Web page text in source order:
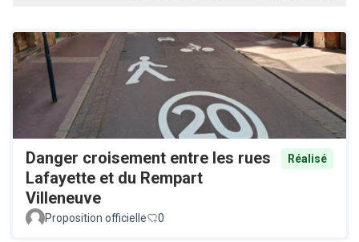
Danger croisement entre les rues
Lafayette et du Rempart
Villeneuve
Réalisé
Proposition officielle 0